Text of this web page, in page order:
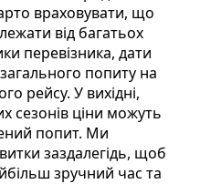
враховувати, що
від багатьох
перевізника, дати
попиту на
рейсу. У вихідні,
сезонів ціни можуть
попит. Ми
заздалегідь, щоб
зручний час та